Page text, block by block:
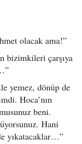
olacak ama!”
bizimkileri çarşıya
yemez, dönüp de
Hoca’nın
beni.
Hani
yıkatacaklar…”